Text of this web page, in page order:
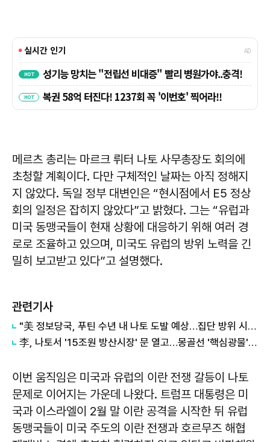
메르츠 총리는 마르크 뤼터 나토 사무총장도 회의에
초청할 계획이다. 다만 구체적인 날짜는 아직 정해지
지 않았다. 독일 정부 대변인은 “현시점에서 E5 정상
회의 일정은 잡히지 않았다”고 밝혔다. 그는 “유럽과
미국 동맹국들이 현재 상황에 대응하기 위해 여러 경
로로 조율하고 있으며, 미국도 유럽의 방위 노력을 긴
밀히 보고받고 있다”고 설명했다.
관련기사
"美 정보당국, 푸틴 수년 내 나토 도발 예상…집단 방위 시험 목적"
李, 나토서 '15조원 방산시장' 문 열고…몽골선 '핵심광물' 협력 이끌어냈다
이번 움직임은 미국과 유럽의 이란 전쟁 갈등이 나토
문제로 이어지는 가운데 나왔다. 트럼프 대통령은 미
국과 이스라엘이 2월 말 이란 공격을 시작한 뒤 유럽
동맹국들이 미국 주도의 이란 전쟁과 호르무즈 해협